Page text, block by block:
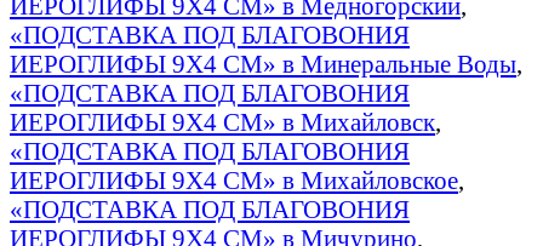
ИЕРОГЛИФЫ 9Х4 СМ» в Медногорский,
«ПОДСТАВКА ПОД БЛАГОВОНИЯ
ИЕРОГЛИФЫ 9Х4 СМ» в Минеральные Воды,
«ПОДСТАВКА ПОД БЛАГОВОНИЯ
ИЕРОГЛИФЫ 9Х4 СМ» в Михайловск,
«ПОДСТАВКА ПОД БЛАГОВОНИЯ
ИЕРОГЛИФЫ 9Х4 СМ» в Михайловское,
«ПОДСТАВКА ПОД БЛАГОВОНИЯ
ИЕРОГЛИФЫ 9Х4 СМ» в Мичурино,